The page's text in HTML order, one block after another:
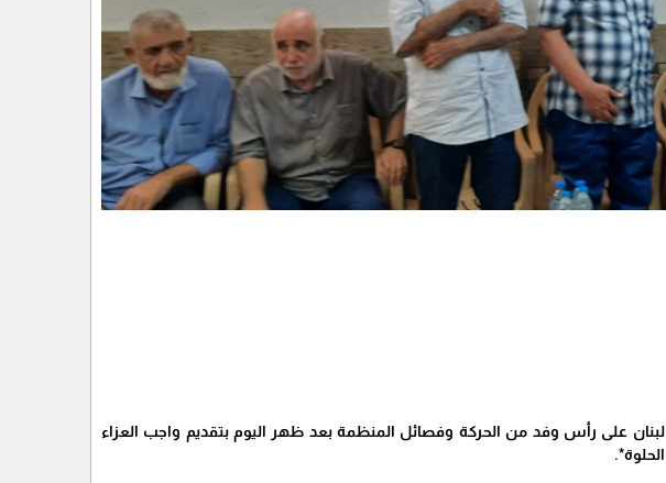
على رأس وفد من الحركة وفصائل المنظمة بعد ظهر اليوم بتقديم واجب العزاء